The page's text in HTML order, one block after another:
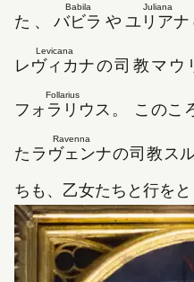
た、 バビラ
Babila
や ユリアナ
Juliana
レヴィカナ
Levicana
の司教マウ
フォラリウス
Follarius
。 このこ
た ラヴェンナ
Ravenna
の司教 ス
ちも、乙女たちと行をと